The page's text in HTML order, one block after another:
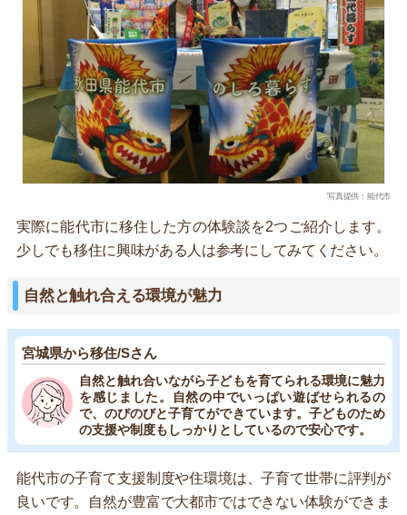
写真提供：能代市
実際に能代市に移住した方の体験談を2つご紹介します。
少しでも移住に興味がある人は参考にしてみてください。
自然と触れ合える環境が魅力
宮城県から移住/Sさん
自然と触れ合いながら子どもを育てられる環境に魅力
を感じました。自然の中でいっぱい遊ばせられるの
で、のびのびと子育てができています。子どものため
の支援や制度もしっかりとしているので安心です。
能代市の子育て支援制度や住環境は、子育て世帯に評判が
良いです。自然が豊富で大都市ではできない体験ができま